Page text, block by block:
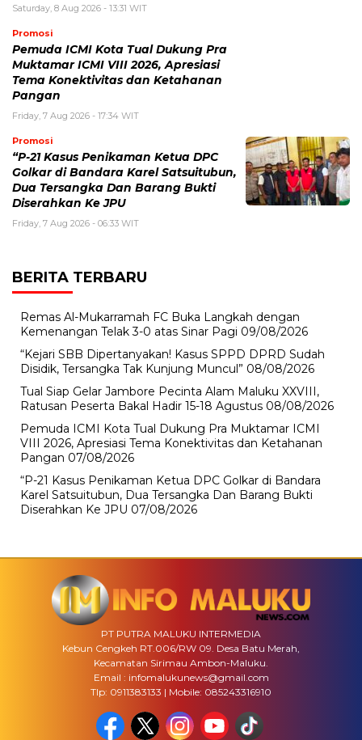
Saturday, 8 Aug 2026 - 13:31 WIT
Promosi
Pemuda ICMI Kota Tual Dukung Pra
Muktamar ICMI VIII 2026, Apresiasi
Tema Konektivitas dan Ketahanan
Pangan
Friday, 7 Aug 2026 - 17:34 WIT
Promosi
“P-21 Kasus Penikaman Ketua DPC
Golkar di Bandara Karel Satsuitubun,
Dua Tersangka Dan Barang Bukti
Diserahkan Ke JPU
Friday, 7 Aug 2026 - 06:33 WIT
BERITA TERBARU
Remas Al-Mukarramah FC Buka Langkah dengan
Kemenangan Telak 3-0 atas Sinar Pagi 09/08/2026
“Kejari SBB Dipertanyakan! Kasus SPPD DPRD Sudah
Disidik, Tersangka Tak Kunjung Muncul” 08/08/2026
Tual Siap Gelar Jambore Pecinta Alam Maluku XXVIII,
Ratusan Peserta Bakal Hadir 15-18 Agustus 08/08/2026
Pemuda ICMI Kota Tual Dukung Pra Muktamar ICMI
VIII 2026, Apresiasi Tema Konektivitas dan Ketahanan
Pangan 07/08/2026
“P-21 Kasus Penikaman Ketua DPC Golkar di Bandara
Karel Satsuitubun, Dua Tersangka Dan Barang Bukti
Diserahkan Ke JPU 07/08/2026
PT PUTRA MALUKU INTERMEDIA
Kebun Cengkeh RT.006/RW 09. Desa Batu Merah,
Kecamatan Sirimau Ambon-Maluku.
Email : infomalukunews@gmail.com
Tlp: 0911383133 | Mobile: 085243316910